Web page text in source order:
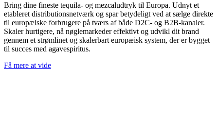
Bring dine fineste tequila- og mezcaludtryk til Europa. Udnyt et
etableret distributionsnetværk og spar betydeligt ved at sælge direkte
til europæiske forbrugere på tværs af både D2C- og B2B-kanaler.
Skaler hurtigere, nå nøglemarkeder effektivt og udvikl dit brand
gennem et strømlinet og skalerbart europæisk system, der er bygget
til succes med agavespiritus.
Få mere at vide